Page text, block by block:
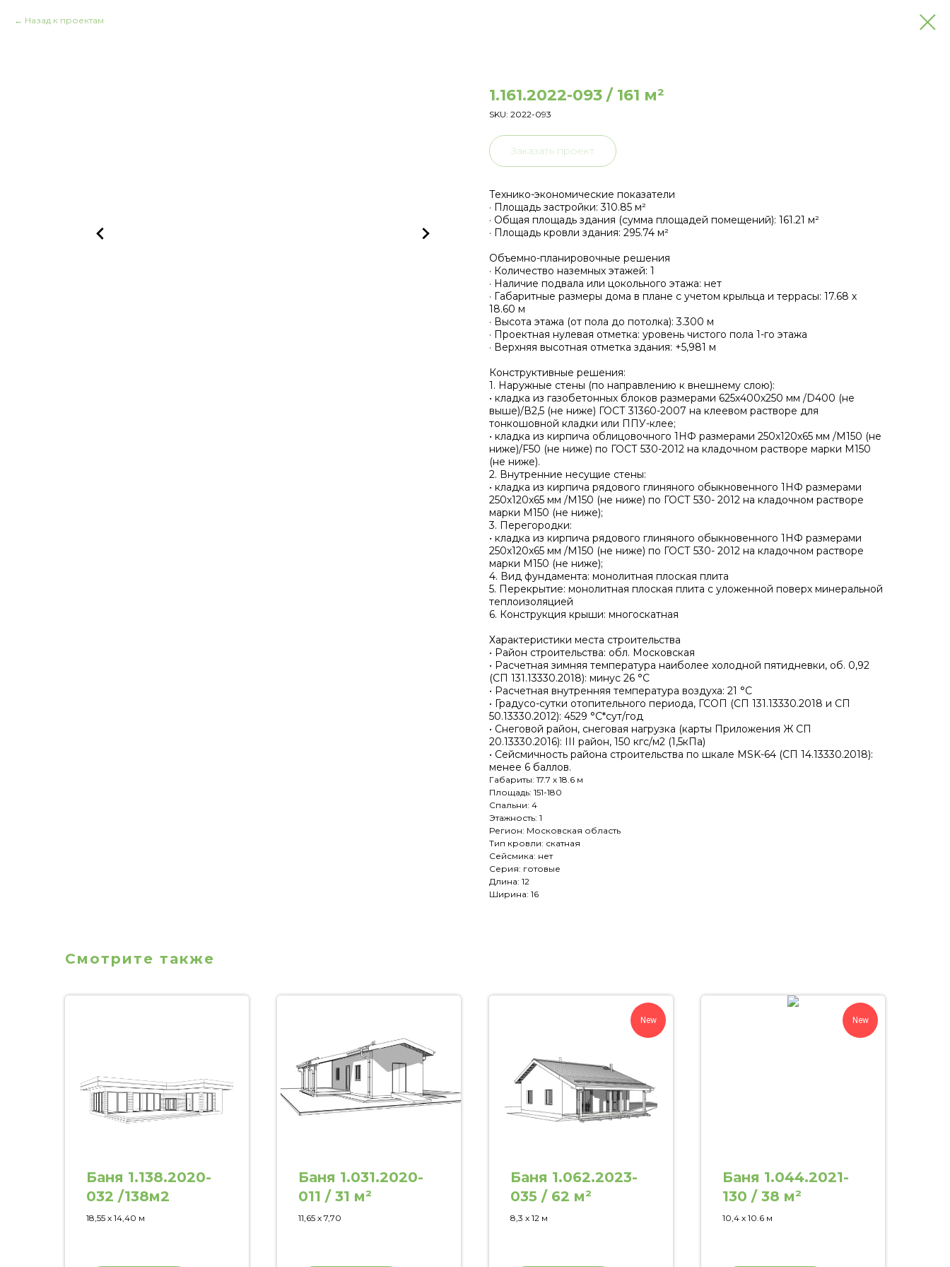
Назад к проектам
1.161.2022-093 / 161 м²
SKU: 2022-093
Заказать проект
Технико-экономические показатели
· Площадь застройки: 310.85 м²
· Общая площадь здания (сумма площадей помещений): 161.21 м²
· Площадь кровли здания: 295.74 м²
Объемно-планировочные решения
· Количество наземных этажей: 1
· Наличие подвала или цокольного этажа: нет
· Габаритные размеры дома в плане с учетом крыльца и террасы: 17.68 х
18.60 м
· Высота этажа (от пола до потолка): 3.300 м
· Проектная нулевая отметка: уровень чистого пола 1-го этажа
· Верхняя высотная отметка здания: +5,981 м
Конструктивные решения:
1. Наружные стены (по направлению к внешнему слою):
• кладка из газобетонных блоков размерами 625х400х250 мм /D400 (не
выше)/В2,5 (не ниже) ГОСТ 31360-2007 на клеевом растворе для
тонкошовной кладки или ППУ-клее;
• кладка из кирпича облицовочного 1НФ размерами 250х120х65 мм /М150 (не
ниже)/F50 (не ниже) по ГОСТ 530-2012 на кладочном растворе марки М150
(не ниже).
2. Внутренние несущие стены:
• кладка из кирпича рядового глиняного обыкновенного 1НФ размерами
250х120х65 мм /М150 (не ниже) по ГОСТ 530- 2012 на кладочном растворе
марки М150 (не ниже);
3. Перегородки:
• кладка из кирпича рядового глиняного обыкновенного 1НФ размерами
250х120х65 мм /М150 (не ниже) по ГОСТ 530- 2012 на кладочном растворе
марки М150 (не ниже);
4. Вид фундамента: монолитная плоская плита
5. Перекрытие: монолитная плоская плита с уложенной поверх минеральной
теплоизоляцией
6. Конструкция крыши: многоскатная
Характеристики места строительства
• Район строительства: обл. Московская
• Расчетная зимняя температура наиболее холодной пятидневки, об. 0,92
(СП 131.13330.2018): минус 26 °С
• Расчетная внутренняя температура воздуха: 21 °С
• Градусо-сутки отопительного периода, ГСОП (СП 131.13330.2018 и СП
50.13330.2012): 4529 °С*сут/год
• Снеговой район, снеговая нагрузка (карты Приложения Ж СП
20.13330.2016): III район, 150 кгс/м2 (1,5кПа)
• Сейсмичность района строительства по шкале MSK-64 (СП 14.13330.2018):
менее 6 баллов.
Габариты: 17.7 х 18.6 м
Площадь: 151-180
Спальни: 4
Этажность: 1
Регион: Московская область
Тип кровли: скатная
Сейсмика: нет
Серия: готовые
Длина: 12
Ширина: 16
Смотрите также
Баня 1.138.2020-
032 /138м2
18,55 х 14,40 м
Баня 1.031.2020-
011 / 31 м²
11,65 х 7,70
New
Баня 1.062.2023-
035 / 62 м²
8,3 х 12 м
New
Баня 1.044.2021-
130 / 38 м²
10,4 х 10.6 м